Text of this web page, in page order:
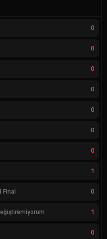
0
0
0
0
0
0
0
1
0
1
0